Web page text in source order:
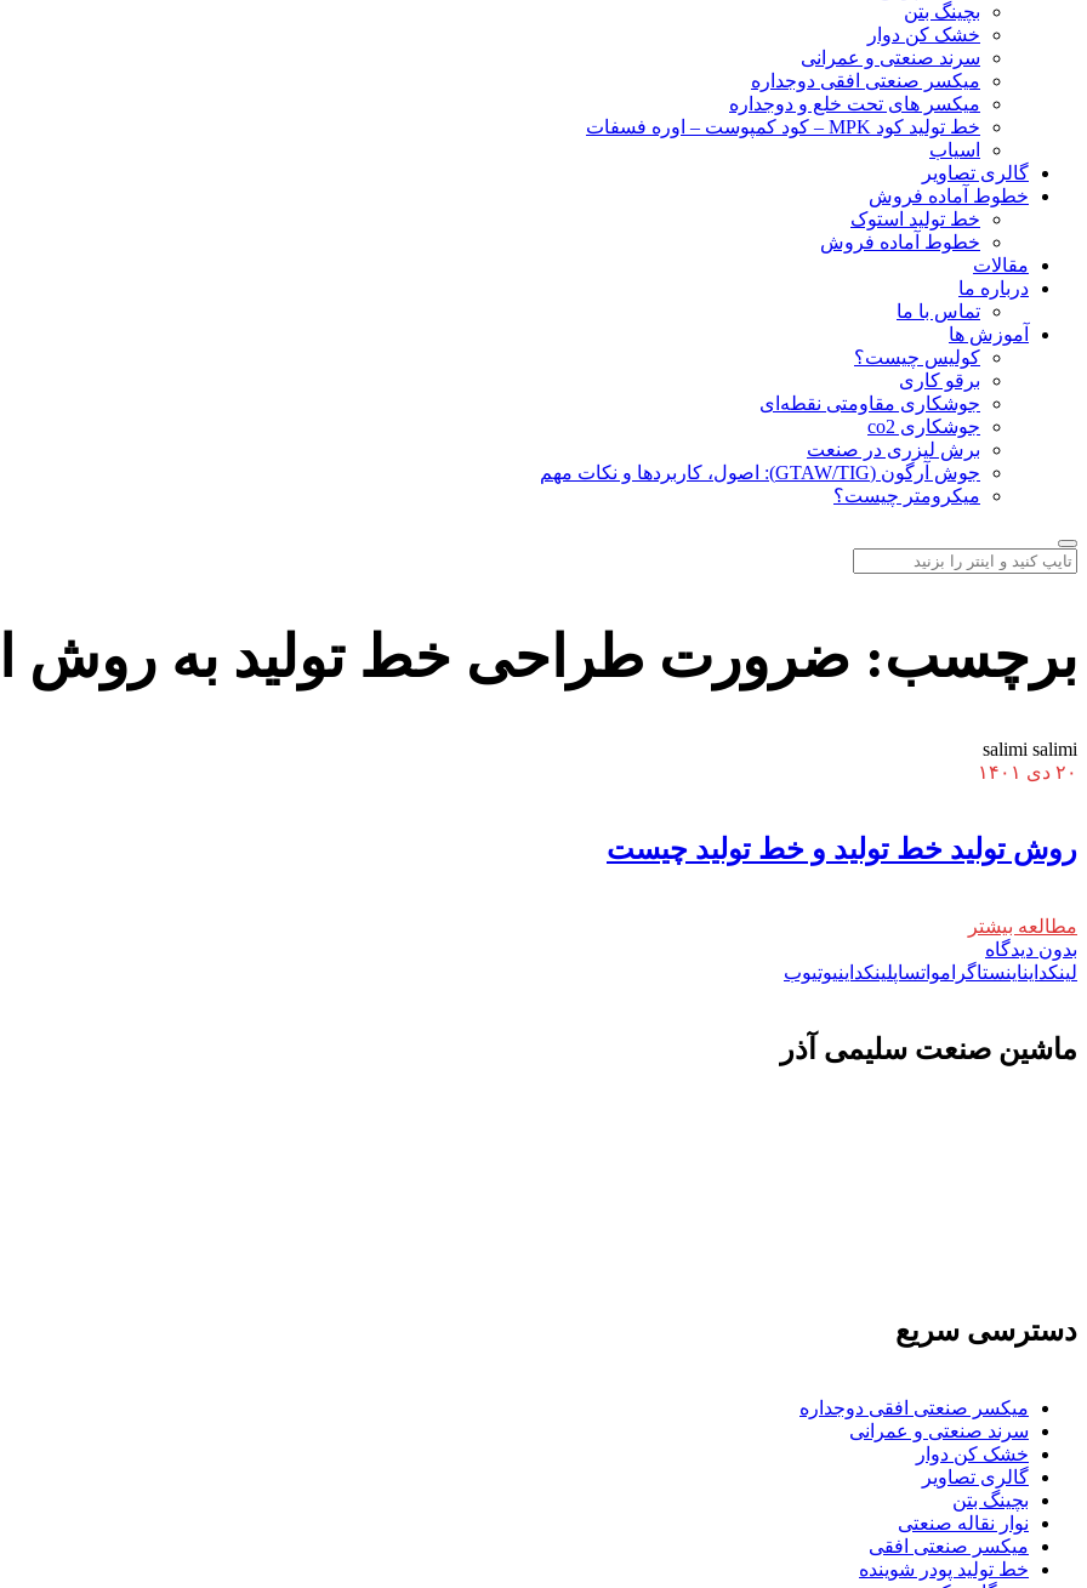
بچينگ بتن
خشک کن دوار
سرند صنعتی و عمرانی
میکسر صنعتی افقی دوجداره
میکسر های تحت خلع و دوجداره
خط تولید کود MPK – کود کمپوست – اوره فسفات
اسیاب
گالری تصاویر
خطوط آماده فروش
خط تولید استوک
خطوط آماده فروش
مقالات
درباره ما
تماس با ما
آموزش ها
کولیس چیست؟
برقو کاری
جوشکاری مقاومتی نقطه‌ای
جوشکاری co2
برش لیزری در صنعت
جوش آرگون (GTAW/TIG): اصول، کاربردها و نکات مهم
میکرومتر چیست؟
برچسب: ضرورت طراحی خط تولید به روش
salimi salimi
۲۰ دی ۱۴۰۱
روش تولید خط تولید و خط تولید چیست
مطالعه بیشتر
بدون دیدگاه
لینکدایناینستاگرامواتساپلینکداینیوتیوب
ماشين صنعت سليمی آذر
دسترسی سریع
میکسر صنعتی افقی دوجداره
سرند صنعتی و عمرانی
خشک کن دوار
گالری تصاویر
بچينگ بتن
نوار نقاله صنعتی
ميكسر صنعتی افقی
خط تولید پودر شوينده